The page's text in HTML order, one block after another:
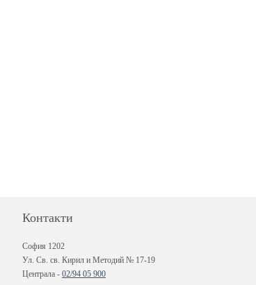
Контакти
София 1202
Ул. Св. св. Кирил и Методий № 17-19
Централа - 02/94 05 900